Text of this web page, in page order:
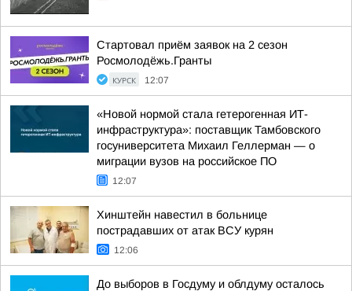
Стартовал приём заявок на 2 сезон
Росмолодёжь.Гранты
КУРСК 12:07
«Новой нормой стала гетерогенная ИТ-
инфраструктура»: поставщик Тамбовского
госуниверситета Михаил Геллерман — о
миграции вузов на российское ПО
12:07
Хинштейн навестил в больнице
пострадавших от атак ВСУ курян
12:06
До выборов в Госдуму и облдуму осталось